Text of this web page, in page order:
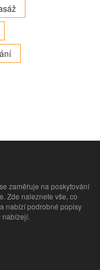
zaměřuje na poskytování
Zde naleznete vše, co
nabízí podrobné popisy
nabízejí.